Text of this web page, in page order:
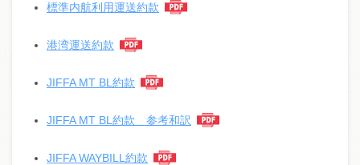
標準内航利用運送約款
港湾運送約款
JIFFA MT BL約款
JIFFA MT BL約款 参考和訳
JIFFA WAYBILL約款